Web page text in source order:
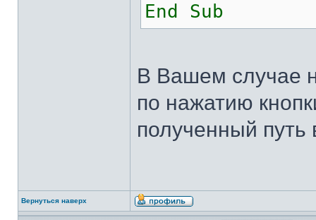
End Sub
В Вашем случае
по нажатию
полученный путь
Вернуться наверх